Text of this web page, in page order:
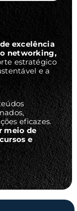
excelência
networking,
estratégico
e a
eficazes.
meio de
e